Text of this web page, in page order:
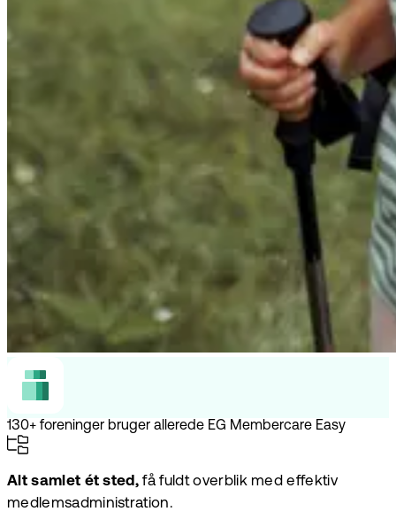
130+ foreninger bruger allerede EG Membercare Easy
Alt samlet ét sted,få fuldt overblik med effektiv
medlemsadministration.